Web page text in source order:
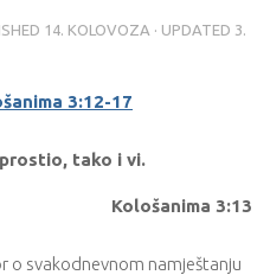
14. KOLOVOZA · UPDATED 3.
3:12-17
tako i vi.
Kološanima 3:13
o svakodnevnom namještanju